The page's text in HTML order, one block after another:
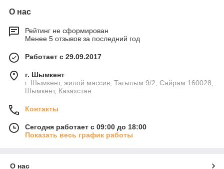
О нас
Рейтинг не сформирован
Менее 5 отзывов за последний год
Работает с 29.09.2017
г. Шымкент
г. Шымкент, жилой массив, Тагылым 9/2, Сайрам 160028,
Шымкент, Казахстан
Контакты
Сегодня работает с 09:00 до 18:00
Показать весь график работы
О нас